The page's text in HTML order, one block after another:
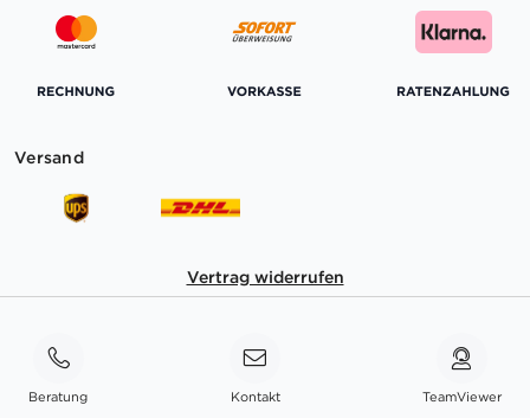
Versand
Vertrag widerrufen
Beratung Kontakt TeamViewer